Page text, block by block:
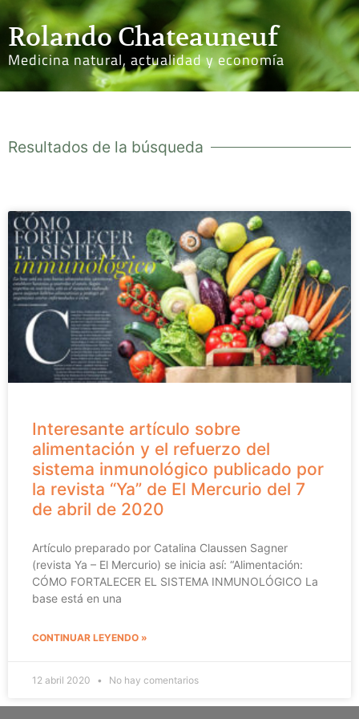
Rolando Chateauneuf
Medicina natural, actualidad y economía
Resultados de la búsqueda
Interesante artículo sobre
alimentación y el refuerzo del
sistema inmunológico publicado por
la revista “Ya” de El Mercurio del 7
de abril de 2020
Artículo preparado por Catalina Claussen Sagner
(revista Ya – El Mercurio) se inicia así: “Alimentación:
CÓMO FORTALECER EL SISTEMA INMUNOLÓGICO La
base está en una
CONTINUAR LEYENDO »
12 abril 2020 No hay comentarios